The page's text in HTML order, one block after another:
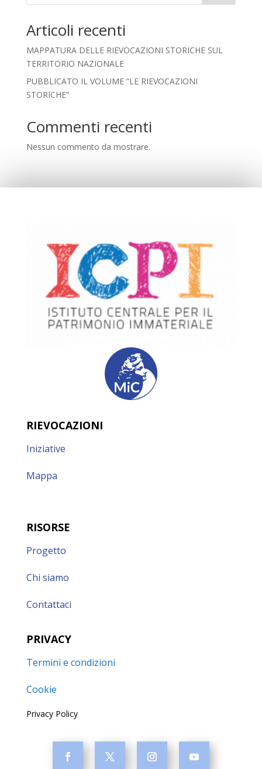
Articoli recenti
MAPPATURA DELLE RIEVOCAZIONI STORICHE SUL
TERRITORIO NAZIONALE
PUBBLICATO IL VOLUME “LE RIEVOCAZIONI
STORICHE”
Commenti recenti
Nessun commento da mostrare.
RIEVOCAZIONI
Iniziative
Mappa
RISORSE
Progetto
Chi siamo
Contattaci
PRIVACY
Termini e condizioni
Cookie
Privacy Policy